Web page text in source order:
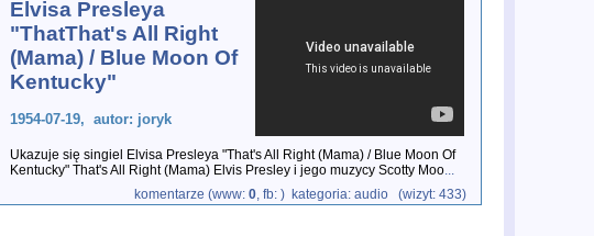
Elvisa Presleya
"ThatThat's All Right
(Mama) / Blue Moon Of
Kentucky"
1954-07-19, autor: joryk
Ukazuje się singiel Elvisa Presleya "That's All Right (Mama) / Blue Moon Of
Kentucky" That's All Right (Mama) Elvis Presley i jego muzycy Scotty Moo...
komentarze (www: 0, fb: ) kategoria: audio (wizyt: 433)